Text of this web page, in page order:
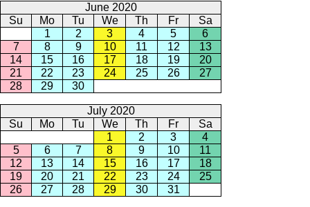
June 2020
Su
Mo Tu We Th Fr
Sa
1
2 3 4 5
6
7
8 9 10 11 12
13
14
15 16 17 18 19
20
21
22 23 24 25 26
27
28
29 30
July 2020
Su
Mo Tu We Th Fr
Sa
1
2 3
4
5
6 7 8 9 10
11
12
13 14 15 16 17
18
19
20 21 22 23 24
25
26
27 28 29 30 31